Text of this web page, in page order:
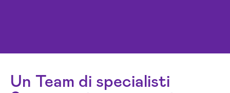
Un Team di specialisti